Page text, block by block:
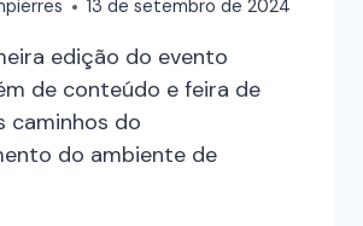
13 de setembro de 2024
edição do evento
de conteúdo e feira de
caminhos do
do ambiente de